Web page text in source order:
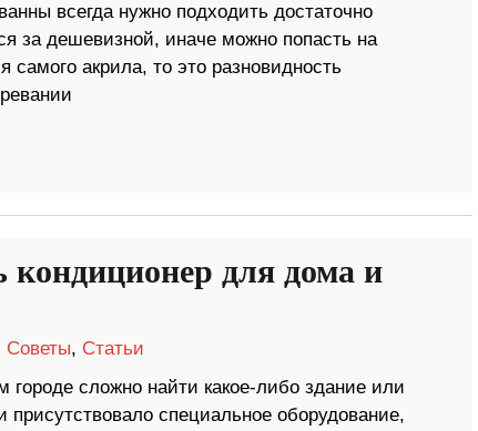
всегда нужно подходить достаточно
за дешевизной, иначе можно попасть на
самого акрила, то это разновидность
для дома и
Советы, Статьи
сложно найти какое-либо здание или
присутствовало специальное оборудование,